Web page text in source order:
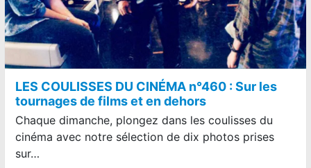
LES COULISSES DU CINÉMA n°460 : Sur les
tournages de films et en dehors
Chaque dimanche, plongez dans les coulisses du
cinéma avec notre sélection de dix photos prises
sur…